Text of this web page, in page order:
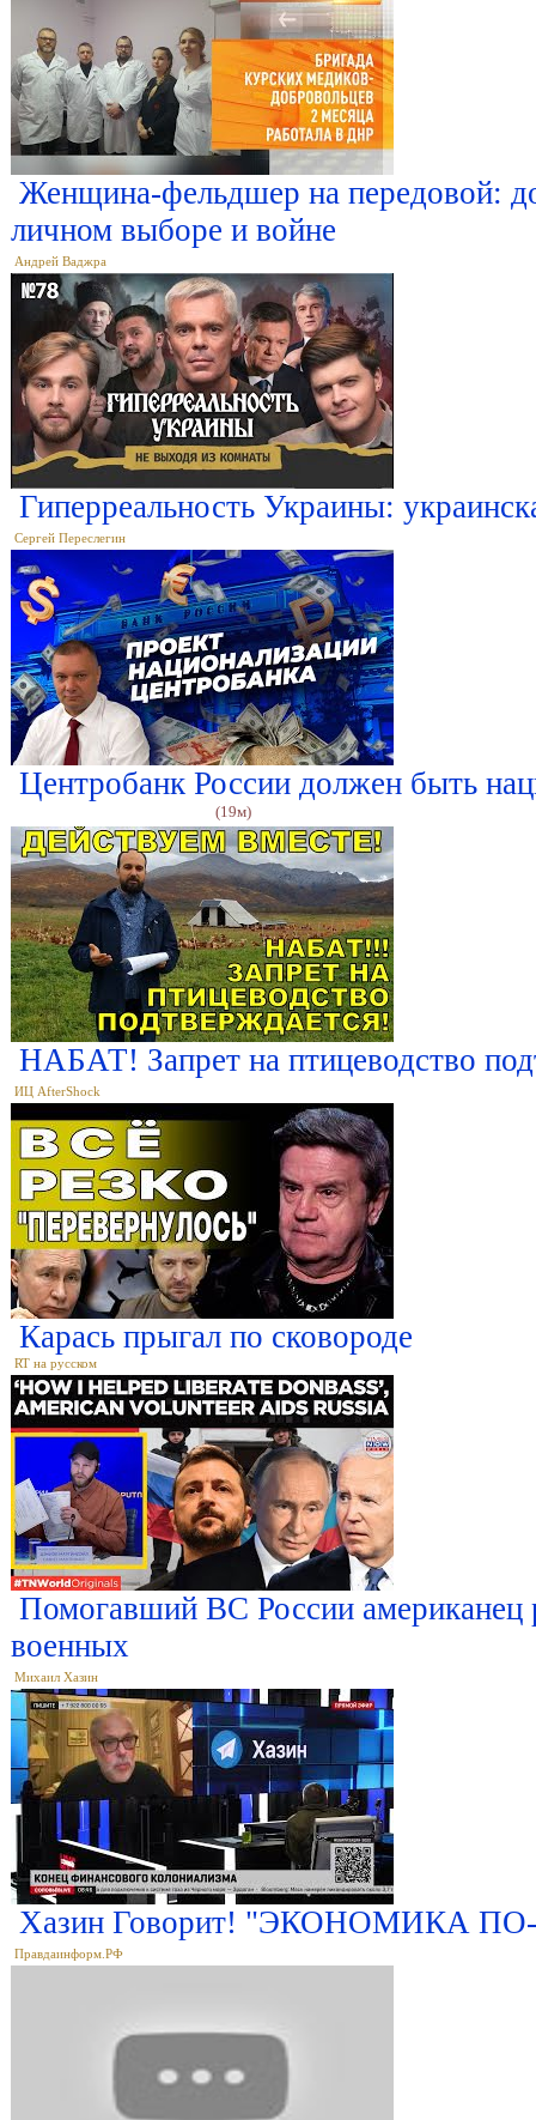
Женщина-фельдшер на передовой:
личном выборе и войне
Андрей Ваджра
Гиперреальность Украины:
Сергей Переслегин
Центробанк России должен быть
(19м)
НАБАТ! Запрет на птицеводство
ИЦ AfterShock
Карась прыгал по сковороде
RT на русском
Помогавший ВС России американец
военных
Михаил Хазин
Хазин Говорит! "ЭКОНОМИКА ПО-
Правдаинформ.РФ